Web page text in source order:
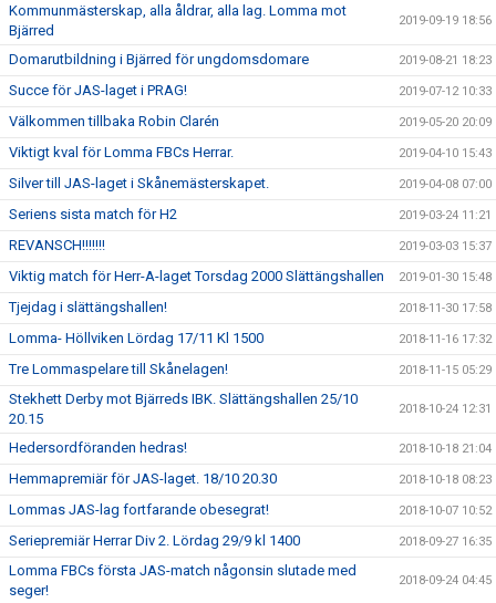
Kommunmästerskap, alla åldrar, alla lag. Lomma mot
Bjärred
2019-09-19 18:56
Domarutbildning i Bjärred för ungdomsdomare 2019-08-21 18:23
Succe för JAS-laget i PRAG! 2019-07-12 10:33
Välkommen tillbaka Robin Clarén 2019-05-20 20:09
Viktigt kval för Lomma FBCs Herrar. 2019-04-10 15:43
Silver till JAS-laget i Skånemästerskapet. 2019-04-08 07:00
Seriens sista match för H2 2019-03-24 11:21
REVANSCH!!!!!!! 2019-03-03 15:37
Viktig match för Herr-A-laget Torsdag 2000 Slättängshallen 2019-01-30 15:48
Tjejdag i slättängshallen! 2018-11-30 17:58
Lomma- Höllviken Lördag 17/11 Kl 1500 2018-11-16 17:32
Tre Lommaspelare till Skånelagen! 2018-11-15 05:29
Stekhett Derby mot Bjärreds IBK. Slättängshallen 25/10
20.15
2018-10-24 12:31
Hedersordföranden hedras! 2018-10-18 21:04
Hemmapremiär för JAS-laget. 18/10 20.30 2018-10-18 08:23
Lommas JAS-lag fortfarande obesegrat! 2018-10-07 10:52
Seriepremiär Herrar Div 2. Lördag 29/9 kl 1400 2018-09-27 16:35
Lomma FBCs första JAS-match någonsin slutade med
seger!
2018-09-24 04:45